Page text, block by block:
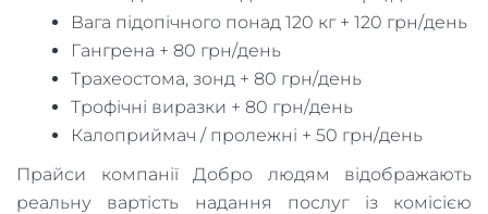
Вага підопічного понад 120 кг + 120 грн/день
Гангрена + 80 грн/день
Трахеостома, зонд + 80 грн/день
Трофічні виразки + 80 грн/день
Калоприймач / пролежні + 50 грн/день
Прайси компанії Добро людям відображають
реальну вартість надання послуг із комісією